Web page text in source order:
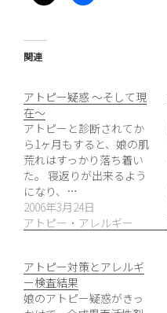
関連
アトピー疑惑 〜そして現
在〜
アトピーと診断されてか
ら1ヶ月もすると、娘の肌
荒れはすっかり落ち着い
た。 寝返りが出来るよう
になり、…
2006年3月24日
アトピー・アレルギー
アトピー対策とアレルギ
ー検査結果
娘のアトピー疑惑がきっ